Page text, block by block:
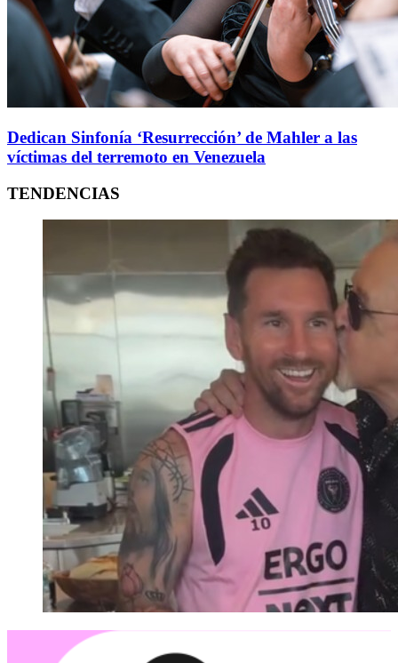
Dedican Sinfonía ‘Resurrección’ de Mahler a las
víctimas del terremoto en Venezuela
TENDENCIAS